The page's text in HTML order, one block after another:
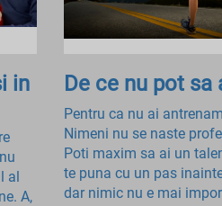
in
al
A,
De ce nu pot sa
Pentru ca nu ai
Nimeni nu se naste
Poti maxim sa ai un
te puna cu un pas
dar nimic nu e mai